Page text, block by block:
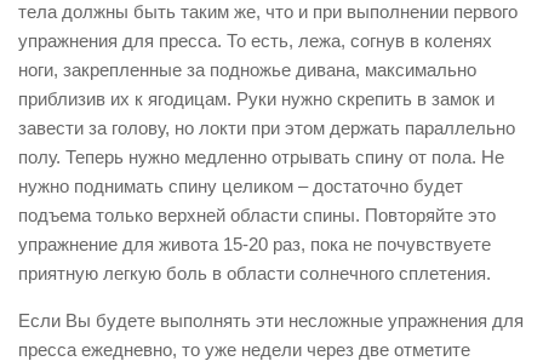
тела должны быть таким же, что и при выполнении первого
упражнения для пресса. То есть, лежа, согнув в коленях
ноги, закрепленные за подножье дивана, максимально
приблизив их к ягодицам. Руки нужно скрепить в замок и
завести за голову, но локти при этом держать параллельно
полу. Теперь нужно медленно отрывать спину от пола. Не
нужно поднимать спину целиком – достаточно будет
подъема только верхней области спины. Повторяйте это
упражнение для живота 15-20 раз, пока не почувствуете
приятную легкую боль в области солнечного сплетения.
Если Вы будете выполнять эти несложные упражнения для
пресса ежедневно, то уже недели через две отметите